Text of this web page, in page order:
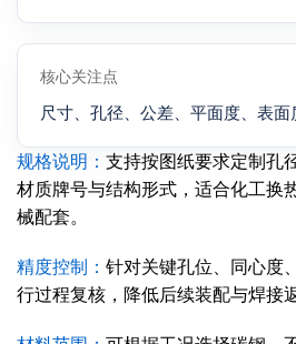
核心关注点
尺寸、孔径、公差、平面度、表
规格说明： 支持按图纸要求定制孔
材质牌号与结构形式，适合化工换
械配套。
精度控制： 针对关键孔位、同心度
行过程复核，降低后续装配与焊接